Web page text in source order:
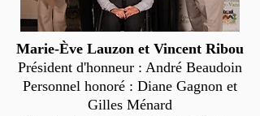
Marie-Ève Lauzon et Vincent Ribou
Président d'honneur : André Beaudoin
Personnel honoré : Diane Gagnon et
Gilles Ménard